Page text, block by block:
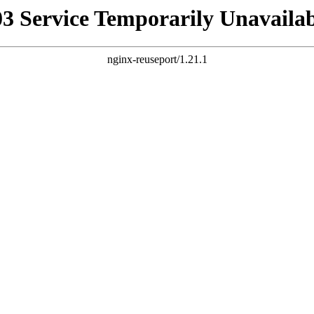
Service Temporarily
nginx-reuseport/1.21.1